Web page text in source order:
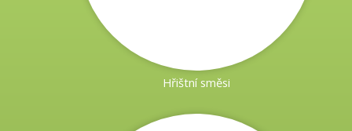
slunečním zářením nebo mají horší závlahové podmínky.
Vhodná do zahrad i ovocných sadů.
Dobře přečkává letní přísušky.Hřištní směsi